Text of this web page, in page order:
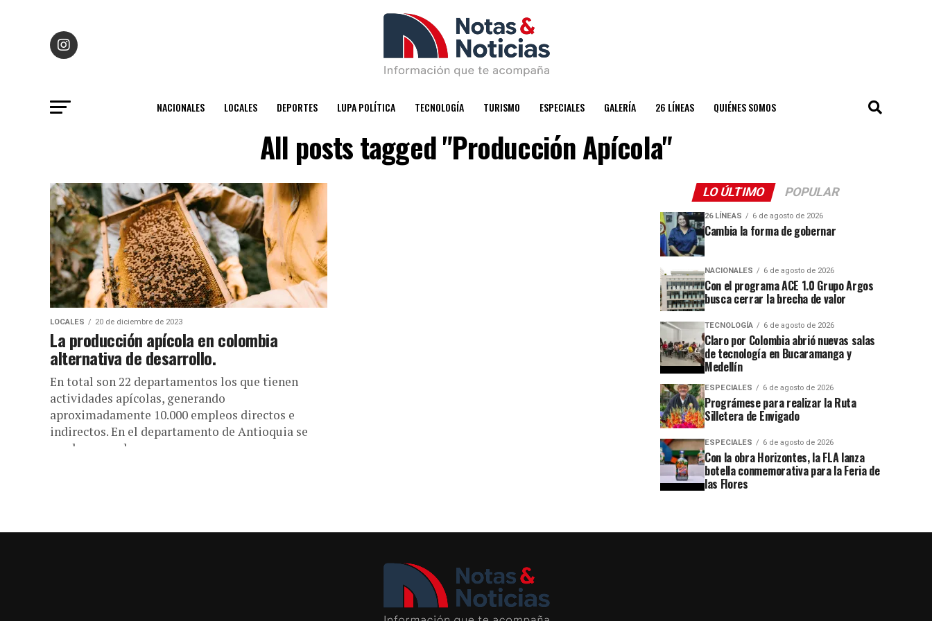
NACIONALES LOCALES DEPORTES LUPA POLÍTICA TECNOLOGÍA TURISMO ESPECIALES GALERÍA 26 LÍNEAS QUIÉNES SOMOS
All posts tagged "Producción Apícola"
LOCALES 20 de diciembre de 2023
La producción apícola en colombia
alternativa de desarrollo.
En total son 22 departamentos los que tienen
actividades apícolas, generando
aproximadamente 10.000 empleos directos e
indirectos. En el departamento de Antioquia se
produce una de...
LO ÚLTIMO POPULAR
26 LÍNEAS 6 de agosto de 2026
Cambia la forma de gobernar
NACIONALES 6 de agosto de 2026
Con el programa ACE 1.0 Grupo Argos
busca cerrar la brecha de valor
TECNOLOGÍA 6 de agosto de 2026
Claro por Colombia abrió nuevas salas
de tecnología en Bucaramanga y
Medellín
ESPECIALES 6 de agosto de 2026
Prográmese para realizar la Ruta
Silletera de Envigado
ESPECIALES 6 de agosto de 2026
Con la obra Horizontes, la FLA lanza
botella conmemorativa para la Feria de
las Flores